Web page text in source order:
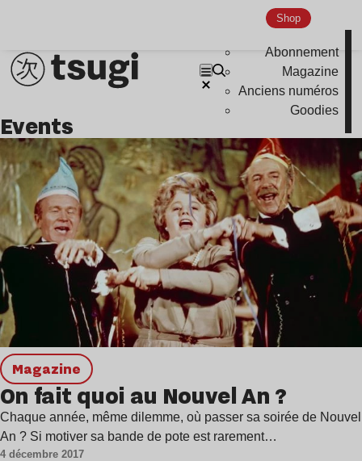
Shop
Abonnement
Magazine
Anciens numéros
Goodies
Nu Jazz
events
magazine
On fait quoi au Nouvel An ?
Chaque année, même dilemme, où passer sa soirée de Nouvel
An ? Si motiver sa bande de pote est rarement…
4 décembre 2017